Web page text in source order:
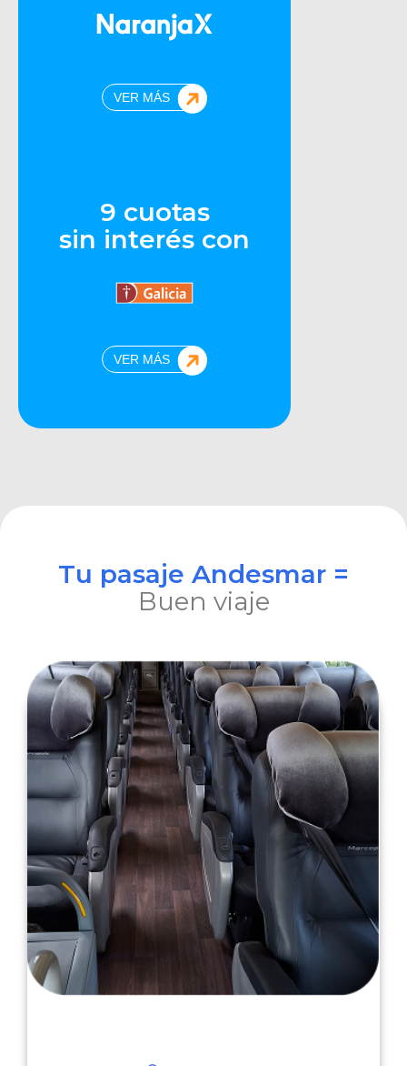
VER MÁS
9 cuotas
sin interés con
VER MÁS
Tu pasaje Andesmar =
Buen viaje